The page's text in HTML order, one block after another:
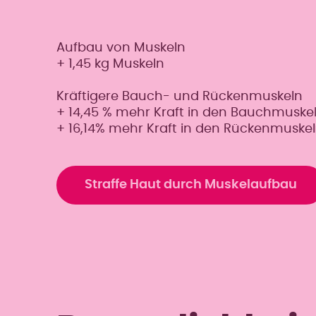
Aufbau von Muskeln
+ 1,45 kg Muskeln
Kräftigere Bauch- und Rückenmuskeln
+ 14,45 % mehr Kraft in den
+ 16,14% mehr Kraft in den
Straffe Haut durch Muskelaufbau